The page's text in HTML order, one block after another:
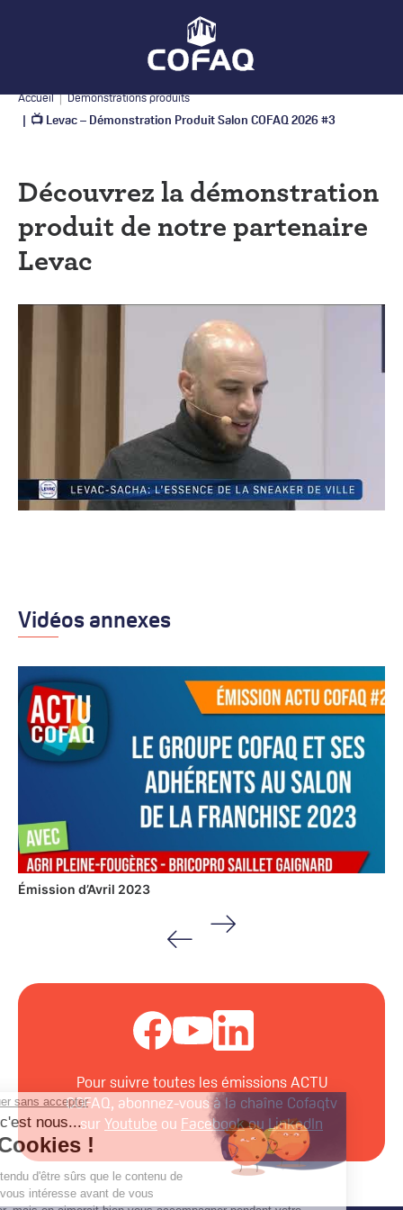
Accueil Démonstrations produits
📺 Levac – Démonstration Produit Salon COFAQ 2026 #3
Découvrez la démonstration
produit de notre partenaire
Levac
Vidéos annexes
Émission d’Avril 2023
Pour suivre toutes les émissions ACTU
COFAQ, abonnez-vous à la chaîne Cofaqtv
surYoutube ou Facebookou LinkedIn